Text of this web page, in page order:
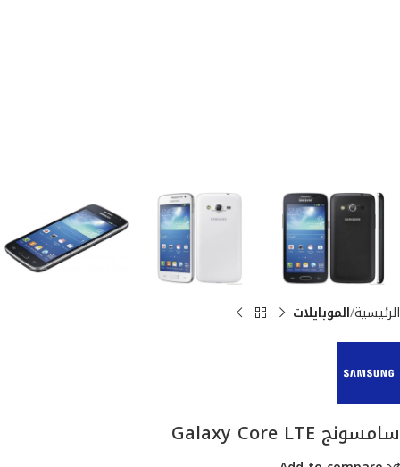
الرئيسية الموبايلات
سامسونج Galaxy Core LTE